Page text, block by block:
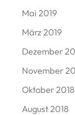
Mai 2019
März 2019
Dezember
November
Oktober 2018
August 2018